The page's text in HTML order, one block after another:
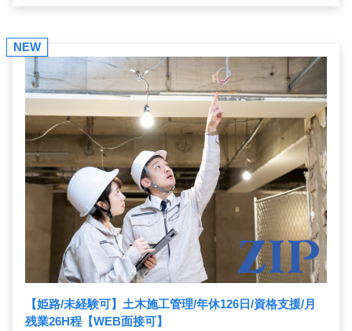
NEW
【姫路/未経験可】土木施工管理/年休126日/資格支援/月
残業26H程【WEB面接可】